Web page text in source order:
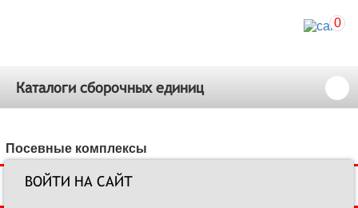
0
Каталоги сборочных единиц
Посевные комплексы
Сеялки зерновые
ВОЙТИ НА САЙТ